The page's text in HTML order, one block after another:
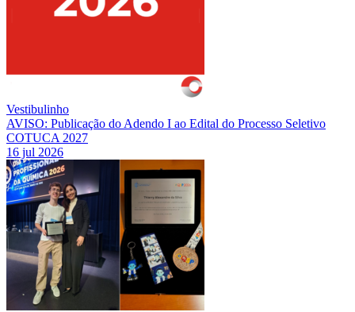
Vestibulinho
AVISO: Publicação do Adendo I ao Edital do Processo Seletivo
COTUCA 2027
16 jul 2026